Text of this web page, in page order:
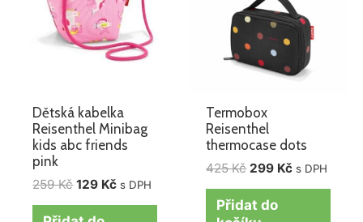
Dětská kabelka
Reisenthel Minibag
kids abc friends
pink
259Kč 129 Kč s DPH
Termobox
Reisenthel
thermocase dots
425Kč 299 Kč s DPH
Přidat do